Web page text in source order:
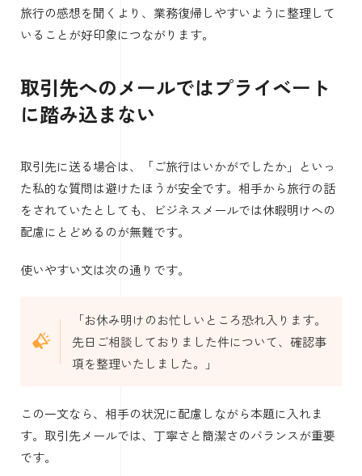
旅行の感想を聞くより、業務復帰しやすいように整理して
いることが好印象につながります。
取引先へのメールではプライベート
に踏み込まない
取引先に送る場合は、「ご旅行はいかがでしたか」といっ
た私的な質問は避けたほうが安全です。相手から旅行の話
をされていたとしても、ビジネスメールでは休暇明けへの
配慮にとどめるのが無難です。
使いやすい文は次の通りです。
「お休み明けのお忙しいところ恐れ入ります。
先日ご相談しておりました件について、確認事
項を整理いたしました。」
この一文なら、相手の状況に配慮しながら本題に入れま
す。取引先メールでは、丁寧さと簡潔さのバランスが重要
です。